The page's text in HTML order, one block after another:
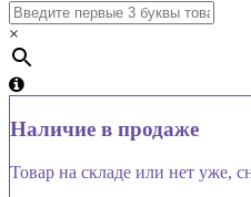
×
Наличие в продаже
Товар на складе или нет уже,